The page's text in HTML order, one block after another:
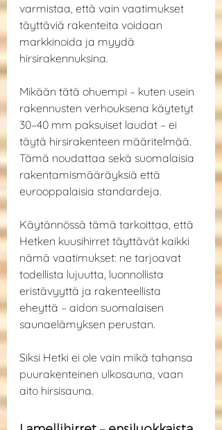
varmistaa, että vain vaatimukset
täyttäviä rakenteita voidaan
markkinoida ja myydä
hirsirakennuksina.
Mikään tätä ohuempi – kuten usein
rakennusten verhouksena käytetyt
30–40 mm paksuiset laudat – ei
täytä hirsirakenteen määritelmää.
Tämä noudattaa sekä suomalaisia
rakentamismääräyksiä että
eurooppalaisia standardeja.
Käytännössä tämä tarkoittaa, että
Hetken kuusihirret täyttävät kaikki
nämä vaatimukset: ne tarjoavat
todellista lujuutta, luonnollista
eristävyyttä ja rakenteellista
eheyttä – aidon suomalaisen
saunaelämyksen perustan.
Siksi Hetki ei ole vain mikä tahansa
puurakenteinen ulkosauna, vaan
aito hirsisauna.